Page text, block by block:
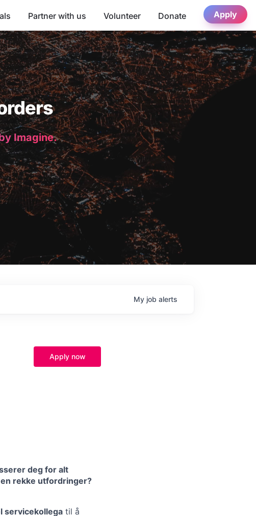
Partner with us Volunteer Donate Apply
Imagine.
My job alerts
Apply now
deg for alt
rekke utfordringer?
servicekollega til å